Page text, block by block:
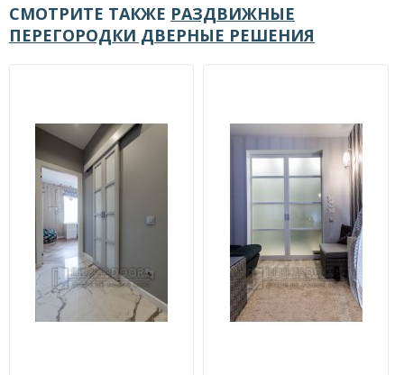
СМОТРИТЕ ТАКЖЕ РАЗДВИЖНЫЕ
ПЕРЕГОРОДКИ ДВЕРНЫЕ РЕШЕНИЯ